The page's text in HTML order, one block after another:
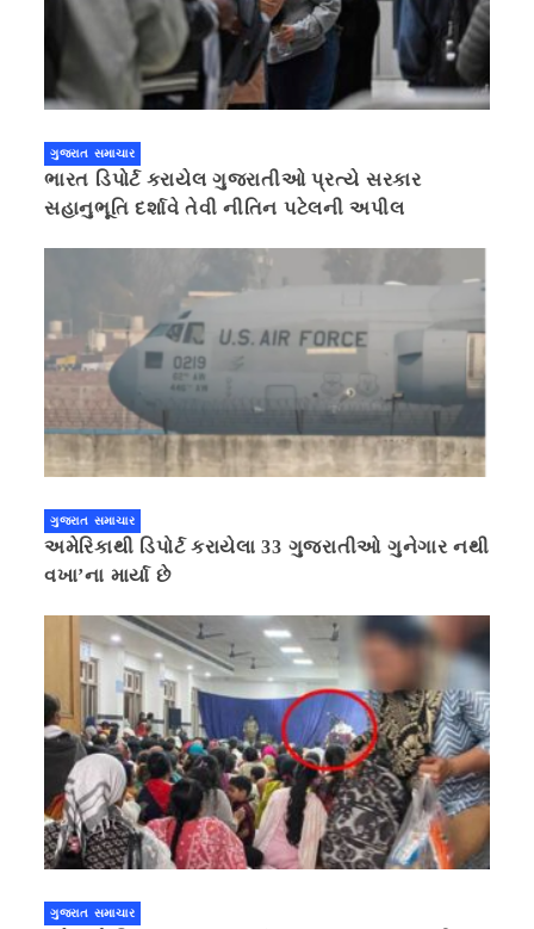
ગુજરાત સમાચાર
ભારત ડિપોર્ટ કરાયેલ ગુજરાતીઓ પ્રત્યે સરકાર
સહાનુભૂતિ દર્શાવે તેવી નીતિન પટેલની અપીલ
ગુજરાત સમાચાર
અમેરિકાથી ડિપોર્ટ કરાયેલા 33 ગુજરાતીઓ ગુનેગાર નથી
વખા’ના માર્યા છે
ગુજરાત સમાચાર